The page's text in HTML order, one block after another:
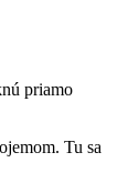
priamo
Tu sa